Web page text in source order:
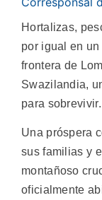
Hortalizas,
por igual en
frontera de
Swazilandia,
para sobrevivir.
Una próspera
sus familias y
montañoso
oficialmente